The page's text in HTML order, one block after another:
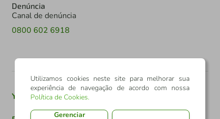
Denúncia
Canal de denúncia
0800 602 6918
Youtube Twitter
Utilizamos cookies neste site para melhorar sua
experiência de navegação de acordo com nossa
Política de Cookies.
Gerenciar